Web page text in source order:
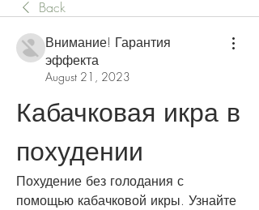
Back
Внимание! Гарантия
эффекта
August 21, 2023
Кабачковая икра в
похудении
Похудение без голодания с
помощью кабачковой икры. Узнайте